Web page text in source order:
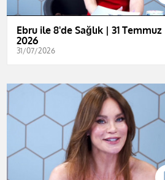
Ebru ile 8'de Sağlık | 31 Temmuz
2026
31/07/2026